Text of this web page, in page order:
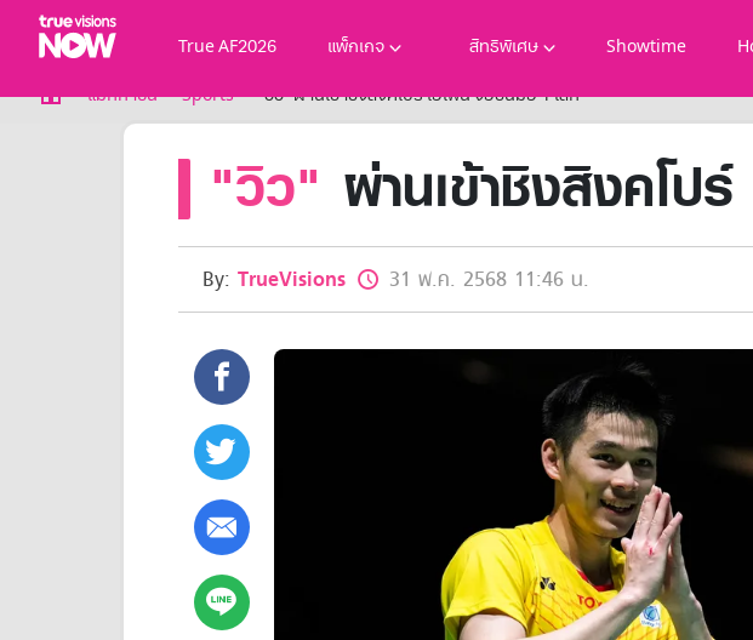
True AF2026 แพ็กเกจ สิทธิพิเศษ Showtime
True AF2026
แพ็กเกจ
NOW SPORTS
NOW BUNDLES
NOW Muay Thai
แพ็กเกจทรูวิชันส์นาวทั้งหมด
สิทธิพิเศษลูกค้าทรูวิชั่นส์
แพ็กเกจสำหรับผู้ประกอบการ
หาร้านร่วมรายการ
แม็กกาซีน Sports "วิว" ผ่านเข้าชิงสิงคโปร์ โอเพ่น จ่อขึ้นมือ 1 โลก
"วิว" ผ่านเข้าชิงสิงคโ
By: TrueVisions 31 พ.ค. 2568 11:46 น.